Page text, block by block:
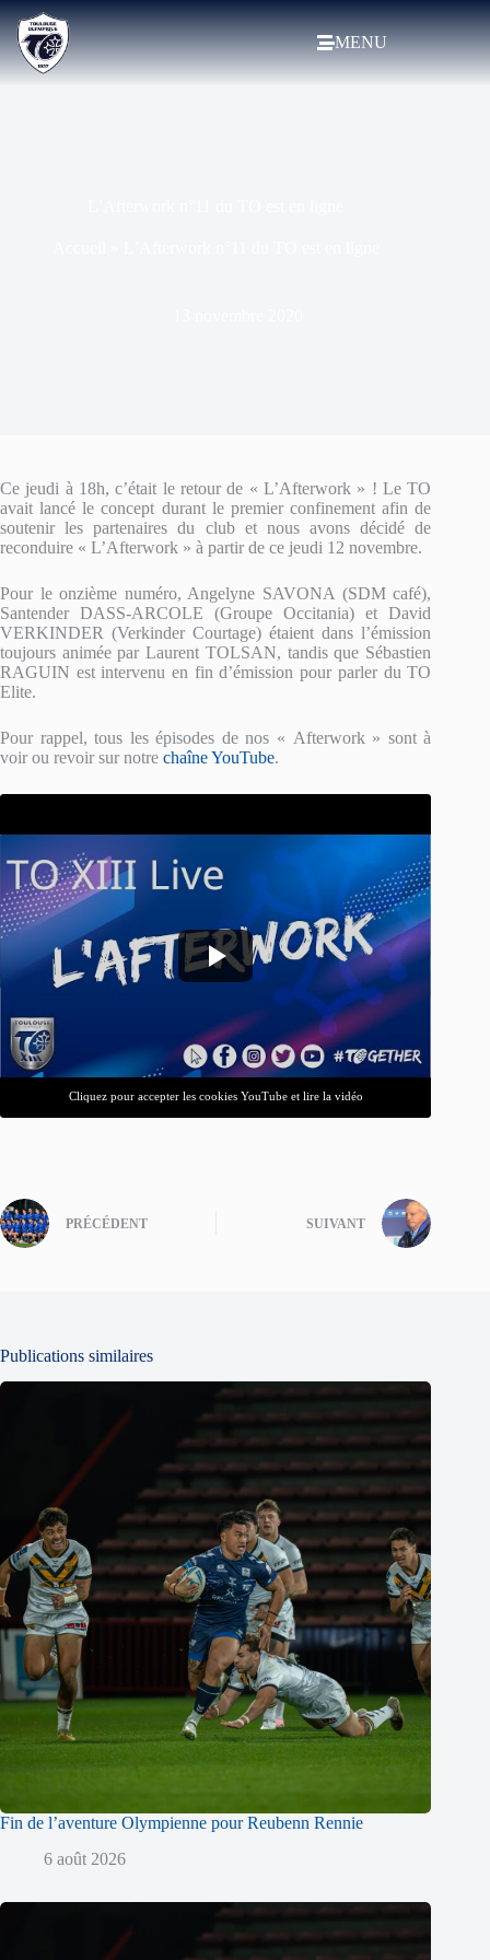
MENU
Ce jeudi à 18h, c’était le retour de « L’Afterwork » ! Le TO
avait lancé le concept durant le premier confinement afin de
soutenir les partenaires du club et nous avons décidé de
reconduire « L’Afterwork » à partir de ce jeudi 12 novembre.
Pour le onzième numéro, Angelyne SAVONA (SDM café),
Santender DASS-ARCOLE (Groupe Occitania) et David
VERKINDER (Verkinder Courtage) étaient dans l’émission
toujours animée par Laurent TOLSAN, tandis que Sébastien
RAGUIN est intervenu en fin d’émission pour parler du TO
Elite.
Pour rappel, tous les épisodes de nos « Afterwork » sont à
voir ou revoir sur notre chaîne YouTube.
Cliquez pour accepter les cookies YouTube et lire la vidéo
PRÉCÉDENT SUIVANT
Publications similaires
Fin de l’aventure Olympienne pour Reubenn Rennie
6 août 2026